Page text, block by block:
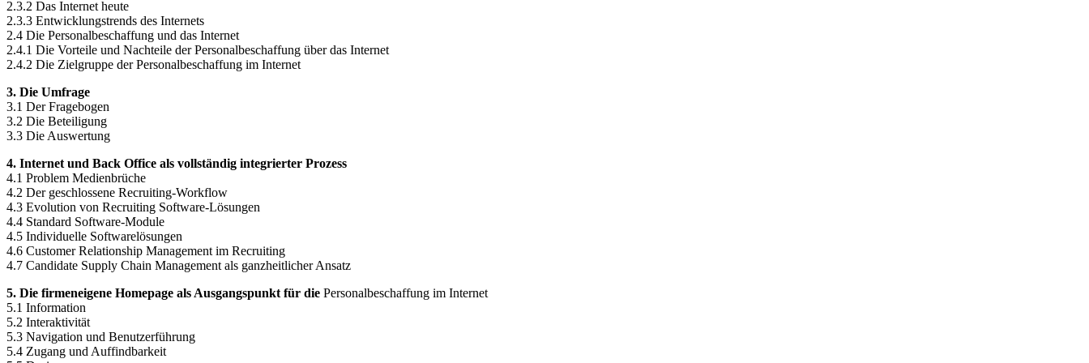
2.3.2 Das Internet heute
2.3.3 Entwicklungstrends des Internets
2.4 Die Personalbeschaffung und das Internet
2.4.1 Die Vorteile und Nachteile der Personalbeschaffung über das Internet
2.4.2 Die Zielgruppe der Personalbeschaffung im Internet
3. Die Umfrage
3.1 Der Fragebogen
3.2 Die Beteiligung
3.3 Die Auswertung
4. Internet und Back Office als vollständig integrierter Prozess
4.1 Problem Medienbrüche
4.2 Der geschlossene Recruiting-Workflow
4.3 Evolution von Recruiting Software-Lösungen
4.4 Standard Software-Module
4.5 Individuelle Softwarelösungen
4.6 Customer Relationship Management im Recruiting
4.7 Candidate Supply Chain Management als ganzheitlicher Ansatz
5. Die firmeneigene Homepage als Ausgangspunkt für die Personalbeschaffung im Internet
5.1 Information
5.2 Interaktivität
5.3 Navigation und Benutzerführung
5.4 Zugang und Auffindbarkeit